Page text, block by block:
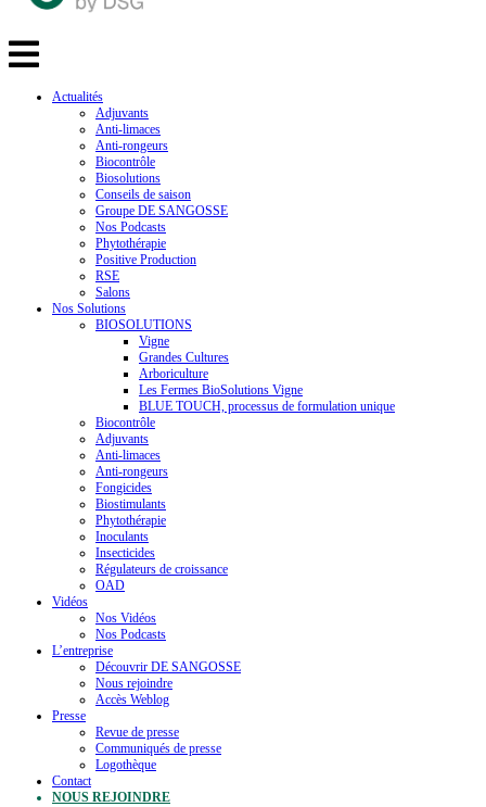
Actualités
Adjuvants
Anti-limaces
Anti-rongeurs
Biocontrôle
Biosolutions
Conseils de saison
Groupe DE SANGOSSE
Nos Podcasts
Phytothérapie
Positive Production
RSE
Salons
Nos Solutions
BIOSOLUTIONS
Vigne
Grandes Cultures
Arboriculture
Les Fermes BioSolutions Vigne
BLUE TOUCH, processus de formulation unique
Biocontrôle
Adjuvants
Anti-limaces
Anti-rongeurs
Fongicides
Biostimulants
Phytothérapie
Inoculants
Insecticides
Régulateurs de croissance
OAD
Vidéos
Nos Vidéos
Nos Podcasts
L’entreprise
Découvrir DE SANGOSSE
Nous rejoindre
Accès Weblog
Presse
Revue de presse
Communiqués de presse
Logothèque
Contact
NOUS REJOINDRE